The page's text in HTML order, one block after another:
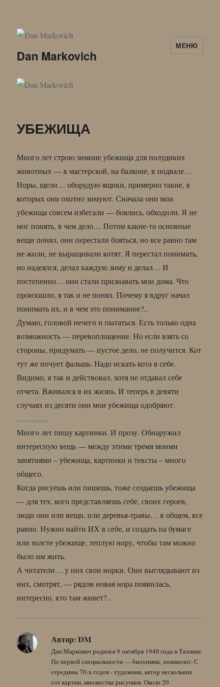
Dan Markovich
МЕНЮ
УБЕЖИЩА
Много лет строю зимние убежища для полудиких
животных — в мастерской, на балконе, в подвале…
Норы, щели… оборудую ящики, примерно такие, в
которых они охотно зимуют. Сначала они мои
убежища совсем избегали — боялись, обходили. Я не
мог понять, в чем дело… Потом какие-то основные
вещи понял, они перестали бояться, но все равно там
не жили, не выращивали котят. Я перестал понимать,
но надеялся, делал каждую зиму и делал… И
постепенно… они стали признавать мои дома. Что
произошло, я так и не понял. Почему я вдруг начал
понимать их, и в чем это понимание?..
Думаю, головой нечего и пытаться. Есть только одна
возможность — перевоплощение. Но если взять со
стороны, придумать — пустое дело, не получится. Кот
тут же почует фальшь. Надо искать кота в себе.
Видимо, я так и действовал, хотя не отдавал себе
отчета. Вживался в их жизнь. И теперь в девяти
случаях из десяти они мои убежища одобряют.
…………
Много лет пишу картинки. И прозу. Обнаружил
интересную вещь — между этими тремя моими
занятиями – убежища, картинки и тексты – много
общего.
Когда рисуешь или пишешь, тоже создаешь убежища
— для тех, кого представляешь себе, своих героев,
люди они или вещи, или деревья-травы… в общем, все
равно. Нужно найти ИХ в себе, и создать на бумаге
или холсте убежище, теплую нору, чтобы там можно
было им жить.
А читатели… у них свои норки. Они выглядывают из
них, смотрят, — рядом новая нора появилась,
интересно, кто там живет?..
Автор: DM
Дан Маркович родился 9 октября 1940 года в Таллине.
По первой специальности — биохимик, энзимолог. С
середины 70-х годов - художник, автор нескольких
сот картин, множества рисунков. Около 20